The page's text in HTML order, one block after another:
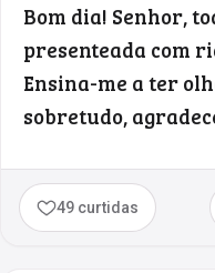
Bom dia! Senhor,
presenteada com
Ensina-me a ter
sobretudo,
49 curtidas